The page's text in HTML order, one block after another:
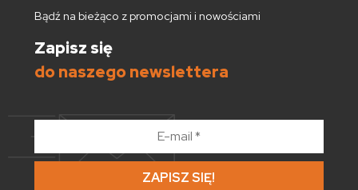
Bądź na bieżąco z promocjami i nowościami
Zapisz się
do naszego newslettera
*